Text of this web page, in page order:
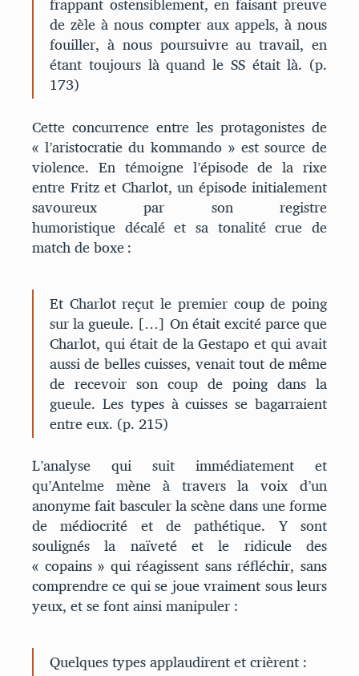
de zèle à nous compter aux appels, à nous
fouiller, à nous poursuivre au travail, en
étant toujours là quand le SS était là. (p.
173)
Cette concurrence entre les protagonistes de
« l’aristocratie du kommando » est source de
violence. En témoigne l’épisode de la rixe
entre Fritz et Charlot, un épisode initialement
savoureux par son registre
humoristique décalé et sa tonalité crue de
match de boxe :
Et Charlot reçut le premier coup de poing
sur la gueule. […] On était excité parce que
Charlot, qui était de la Gestapo et qui avait
aussi de belles cuisses, venait tout de même
de recevoir son coup de poing dans la
gueule. Les types à cuisses se bagarraient
entre eux. (p. 215)
L’analyse qui suit immédiatement et
qu’Antelme mène à travers la voix d’un
anonyme fait basculer la scène dans une forme
de médiocrité et de pathétique. Y sont
soulignés la naïveté et le ridicule des
« copains » qui réagissent sans réfléchir, sans
comprendre ce qui se joue vraiment sous leurs
yeux, et se font ainsi manipuler :
Quelques types applaudirent et crièrent :